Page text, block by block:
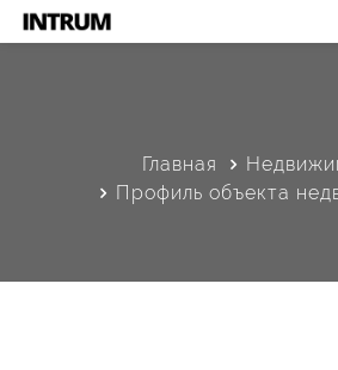
Главная
Профиль объекта